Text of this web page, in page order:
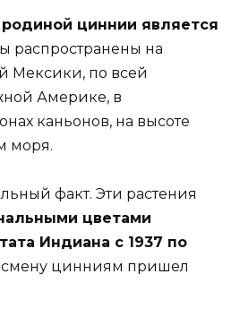
родиной циннии является
распространены на
Мексики, по всей
Америке, в
каньонов, на высоте
моря.
факт. Эти растения
цветами
Индиана с 1937 по
смену цинниям пришел